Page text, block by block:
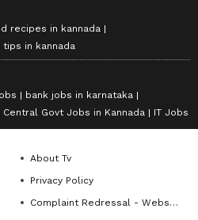
recipes in kannada
tips in kannada
bank jobs in karnataka
Central Govt Jobs in Kannada IT Jobs
About Tv
Privacy Policy
Complaint Redressal - Website